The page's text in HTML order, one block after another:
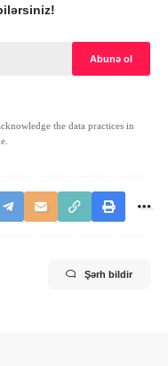
the data practices in
Şərh bildir